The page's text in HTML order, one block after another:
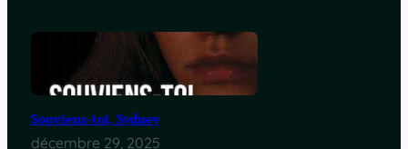
Souviens-toi, Sydney
décembre 29, 2025